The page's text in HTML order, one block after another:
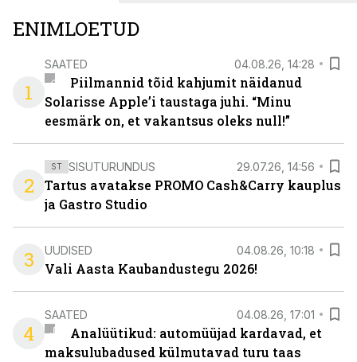
eksitamine.
ENIMLOETUD
1
SAATED 04.08.26, 14:28
Piilmannid tõid kahjumit näidanud
Solarisse Apple’i taustaga juhi. “Minu
eesmärk on, et vakantsus oleks null!”
2
ST SISUTURUNDUS 29.07.26, 14:56
Tartus avatakse PROMO Cash&Carry kauplus
ja Gastro Studio
3 UUDISED 04.08.26, 10:18
Vali Aasta Kaubandustegu 2026!
4
SAATED 04.08.26, 17:01
Analüütikud: automüüjad kardavad, et
maksulubadused külmutavad turu taas